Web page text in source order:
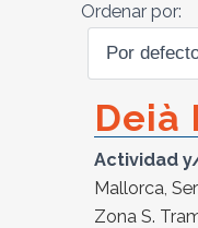
Ordenar por:
Deià
Actividad
Mallorca,
Zona S.